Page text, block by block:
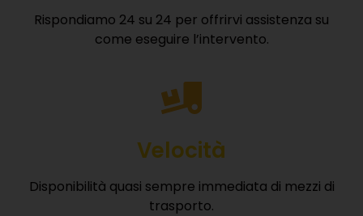
Rispondiamo 24 su 24 per offrirvi assistenza su
come eseguire l’intervento.
Velocità
Disponibilità quasi sempre immediata di mezzi di
trasporto.